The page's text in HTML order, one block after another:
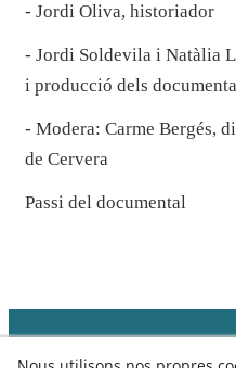
- Jordi Oliva, historiador
- Jordi Soldevila i Natàlia
i producció dels
- Modera: Carme Bergés,
de Cervera
Passi del documental